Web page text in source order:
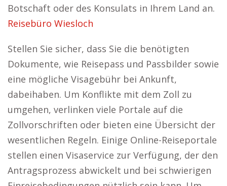
Botschaft oder des Konsulats in Ihrem Land an.
Reisebüro Wiesloch
Stellen Sie sicher, dass Sie die benötigten
Dokumente, wie Reisepass und Passbilder sowie
eine mögliche Visagebühr bei Ankunft,
dabeihaben. Um Konflikte mit dem Zoll zu
umgehen, verlinken viele Portale auf die
Zollvorschriften oder bieten eine Übersicht der
wesentlichen Regeln. Einige Online-Reiseportale
stellen einen Visaservice zur Verfügung, der den
Antragsprozess abwickelt und bei schwierigen